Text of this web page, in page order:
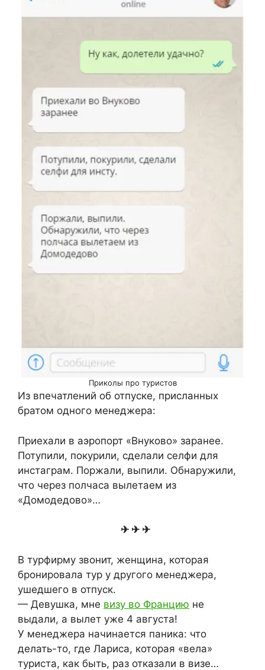
Приколы про туристов
Из впечатлений об отпуске, присланных
братом одного менеджера:
Приехали в аэропорт «Внуково» заранее.
Потупили, покурили, сделали селфи для
инстаграм. Поржали, выпили. Обнаружили,
что через полчаса вылетаем из
«Домодедово»…
✈ ✈ ✈
В турфирму звонит, женщина, которая
бронировала тур у другого менеджера,
ушедшего в отпуск.
— Девушка, мне визу во Францию не
выдали, а вылет уже 4 августа!
У менеджера начинается паника: что
делать-то, где Лариса, которая «вела»
туриста, как быть, раз отказали в визе…